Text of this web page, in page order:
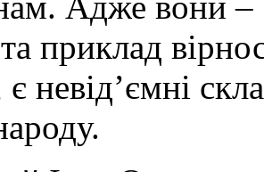
приклад
невід’ємні